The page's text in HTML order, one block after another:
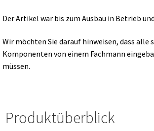
Der Artikel war bis zum Ausbau in Betrieb
Wir möchten Sie darauf hinweisen, dass
Komponenten von einem Fachmann
müssen.
Produktüberblick